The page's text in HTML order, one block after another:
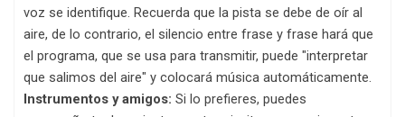
voz se identifique. Recuerda que la pista se debe de oír al
aire, de lo contrario, el silencio entre frase y frase hará que
el programa, que se usa para transmitir, puede "interpretar
que salimos del aire" y colocará música automáticamente.
Instrumentos y amigos: Si lo prefieres, puedes